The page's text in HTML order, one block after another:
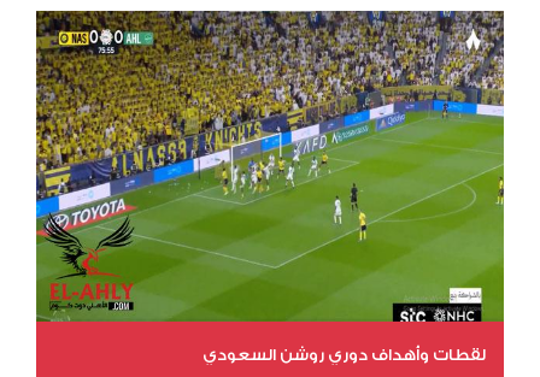
لقطات وأهداف دوري روشن السعودي